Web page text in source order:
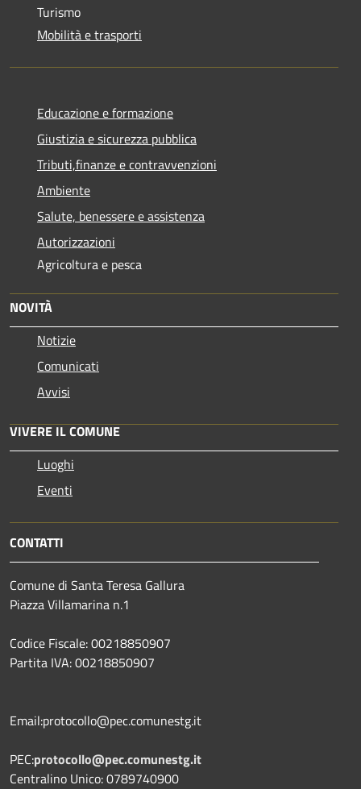
Turismo
Mobilità e trasporti
Educazione e formazione
Giustizia e sicurezza pubblica
Tributi,finanze e contravvenzioni
Ambiente
Salute, benessere e assistenza
Autorizzazioni
Agricoltura e pesca
NOVITÀ
Notizie
Comunicati
Avvisi
VIVERE IL COMUNE
Luoghi
Eventi
CONTATTI
Comune di Santa Teresa Gallura
Piazza Villamarina n.1
Codice Fiscale: 00218850907
Partita IVA: 00218850907
Email:protocollo@pec.comunestg.it
PEC:protocollo@pec.comunestg.it
Centralino Unico: 0789740900